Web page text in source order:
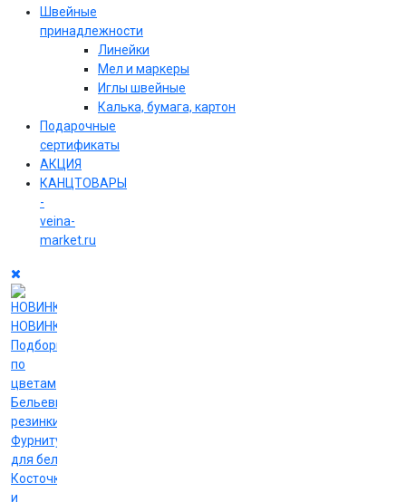
Швейные
принадлежности
Линейки
Мел и маркеры
Иглы швейные
Калька, бумага, картон
Подарочные
сертификаты
АКЦИЯ
КАНЦТОВАРЫ
-
veina-
market.ru
НОВИНКИ
Подборки
по
цветам
Бельевые
резинки
Фурнитура
для белья
Косточки
и